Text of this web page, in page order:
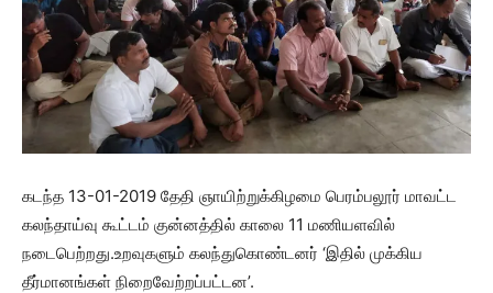
கடந்த 13-01-2019 தேதி ஞாயிற்றுக்கிழமை பெரம்பலூர் மாவட்ட
கலந்தாய்வு கூட்டம் குன்னத்தில் காலை 11 மணியளவில்
நடைபெற்றது.உறவுகளும் கலந்துகொண்டனர் ‘இதில் முக்கிய
தீர்மானங்கள் நிறைவேற்றப்பட்டன’.